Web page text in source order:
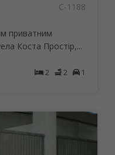
C-1188
приватним
Коста Простір,...
2 2 1